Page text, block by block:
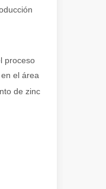
proceso
el área
de zinc